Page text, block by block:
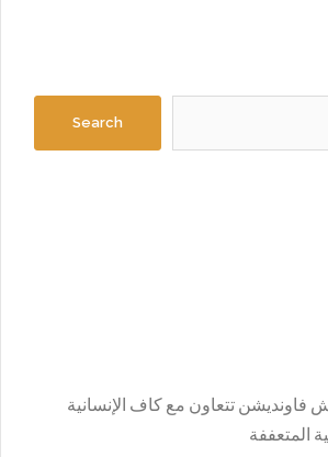
Search
تتعاون مع كاف الإنسانية
المتعففة